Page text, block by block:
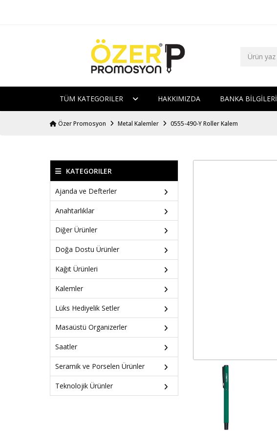
TÜM KATEGORILER HAKKIMIZDA BANKA BİLGİLERİ
Özer Promosyon Metal Kalemler 0555-490-Y Roller Kalem
KATEGORILER
Ajanda ve Defterler
Anahtarlıklar
Diğer Ürünler
Doğa Dostu Ürünler
Kağıt Ürünleri
Kalemler
Lüks Hediyelik Setler
Masaüstü Organizerler
Saatler
Seramik ve Porselen Ürünler
Teknolojik Ürünler